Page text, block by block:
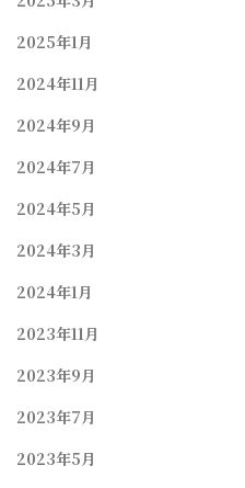
2025年1月
2024年11月
2024年9月
2024年7月
2024年5月
2024年3月
2024年1月
2023年11月
2023年9月
2023年7月
2023年5月